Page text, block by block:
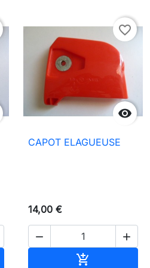

favorite_border
CAPOT ELAGUEUSE
14,00 €
 
